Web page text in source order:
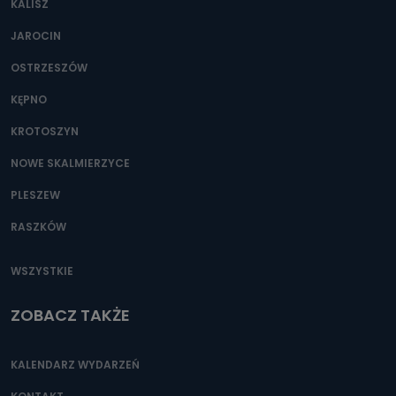
Można to zrobić pod numerem telefonu 62 735-51-05 lub
KALISZ
JAROCIN
OSTRZESZÓW
KĘPNO
KROTOSZYN
NOWE SKALMIERZYCE
PLESZEW
RASZKÓW
WSZYSTKIE
ZOBACZ TAKŻE
KALENDARZ WYDARZEŃ